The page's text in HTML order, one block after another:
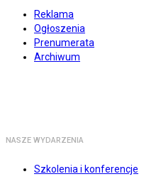
Reklama
Ogłoszenia
Prenumerata
Archiwum
NASZE WYDARZENIA
Szkolenia i konferencje